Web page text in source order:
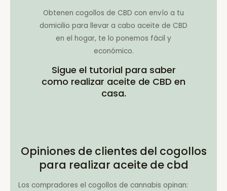
Obtenen cogollos de CBD con envío a tu
domicilio para llevar a cabo aceite de CBD
en el hogar, te lo ponemos fácil y
económico.
Sigue el tutorial para saber
como realizar aceite de CBD en
casa.
Opiniones de clientes del cogollos
para realizar aceite de cbd
Los compradores el cogollos de cannabis opinan: